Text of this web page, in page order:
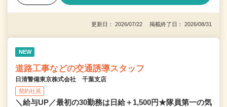
更新日： 2026/07/22 掲載終了日： 2026/08/31
NEW
道路工事などの交通誘導スタッフ
日清警備東京株式会社 千葉支店
契約社員
＼給与UP／最初の30勤務は日給＋1,500円★隊員第一の気